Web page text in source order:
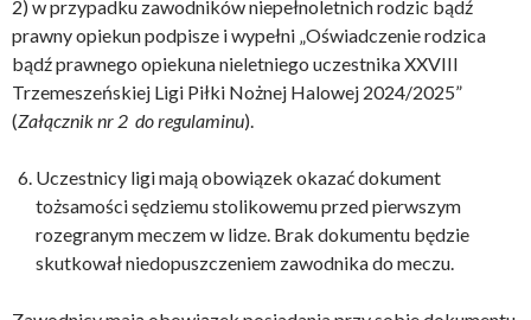
2) w przypadku zawodników niepełnoletnich rodzic bądź
prawny opiekun podpisze i wypełni „Oświadczenie rodzica
bądź prawnego opiekuna nieletniego uczestnika XXVIII
Trzemeszeńskiej Ligi Piłki Nożnej Halowej 2024/2025”
(Załącznik nr 2 do regulaminu).
Uczestnicy ligi mają obowiązek okazać dokument
tożsamości sędziemu stolikowemu przed pierwszym
rozegranym meczem w lidze. Brak dokumentu będzie
skutkował niedopuszczeniem zawodnika do meczu.